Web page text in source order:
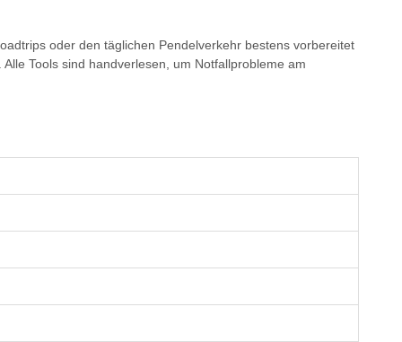
oder den täglichen Pendelverkehr bestens vorbereitet
Tools sind handverlesen, um Notfallprobleme am